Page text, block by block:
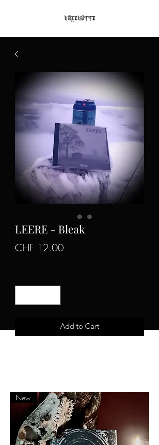
LEERE - Bleak
CHF 12.00Price
Add to Cart
New